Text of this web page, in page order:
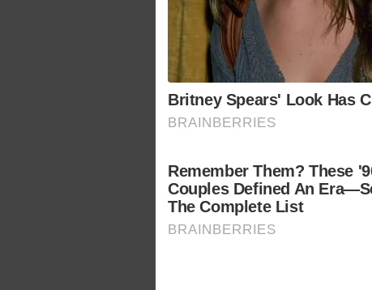
Britney Spears' Look Has
BRAINBERRIES
Remember Them? These
Couples Defined An
The Complete List
BRAINBERRIES